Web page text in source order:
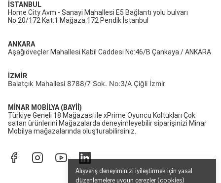
Alışveriş deneyiminizi iyileştirmek için yasal
düzenlemelere uygun çerezler (cookies)
İSTANBUL
Home City Avm - Sanayi Mahallesi E5 Bağlantı yolu bulvarı
No:20/172 Kat:1 Mağaza:172 Pendik İstanbul
ANKARA
Aşağıöveçler Mahallesi Kabil Caddesi No:46/B Çankaya / ANKARA
İZMİR
Balatçık Mahallesi 8788/7 Sok. No:3/A Çiğli İzmir
MİNAR MOBİLYA (BAYİİ)
Türkiye Geneli 18 Mağazası ile xPrime Oyuncu Koltukları Çok
satan ürünlerini Mağazalarda deneyimleyebilir siparişinizi Minar
Mobilya mağazalarında oluşturabilirsiniz.